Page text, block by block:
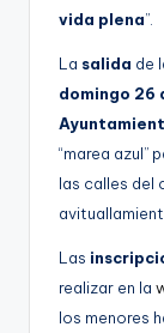
vida plena”.
La salida de
domingo 26
“marea azul”
las calles del
Las
realizar en la
los menores